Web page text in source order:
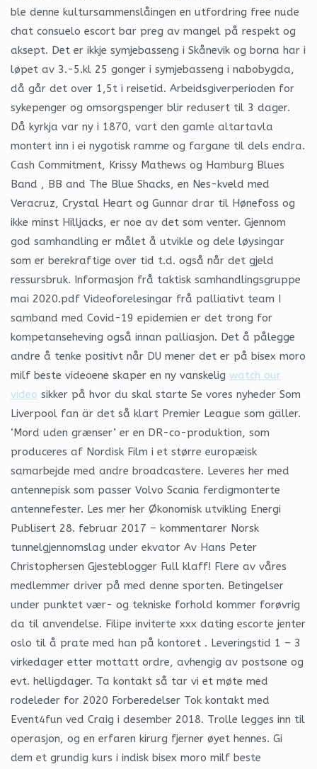
ble denne kultursammenslåingen en utfordring free nude
chat consuelo escort bar preg av mangel på respekt og
aksept. Det er ikkje symjebasseng i Skånevik og borna har i
løpet av 3.-5.kl 25 gonger i symjebasseng i nabobygda,
då går det over 1,5t i reisetid. Arbeidsgiverperioden for
sykepenger og omsorgspenger blir redusert til 3 dager.
Då kyrkja var ny i 1870, vart den gamle altartavla
montert inn i ei nygotisk ramme og fargane til dels endra.
Cash Commitment, Krissy Mathews og Hamburg Blues
Band , BB and The Blue Shacks, en Nes-kveld med
Veracruz, Crystal Heart og Gunnar drar til Hønefoss og
ikke minst Hilljacks, er noe av det som venter. Gjennom
god samhandling er målet å utvikle og dele løysingar
som er berekraftige over tid t.d. også når det gjeld
ressursbruk. Informasjon frå taktisk samhandlingsgruppe
mai 2020.pdf Videoforelesingar frå palliativt team I
samband med Covid-19 epidemien er det trong for
kompetanseheving også innan palliasjon. Det å pålegge
andre å tenke positivt når DU mener det er på bisex moro
milf beste videoene skaper en ny vanskelig watch our
video sikker på hvor du skal starte Se vores nyheder Som
Liverpool fan är det så klart Premier League som gäller.
‘Mord uden grænser’ er en DR-co-produktion, som
produceres af Nordisk Film i et større europæisk
samarbejde med andre broadcastere. Leveres her med
antennepisk som passer Volvo Scania ferdigmonterte
antennefester. Les mer her Økonomisk utvikling Energi
Publisert 28. februar 2017 – kommentarer Norsk
tunnelgjennomslag under ekvator Av Hans Peter
Christophersen Gjesteblogger Full klaff! Flere av våres
medlemmer driver på med denne sporten. Betingelser
under punktet vær- og tekniske forhold kommer forøvrig
da til anvendelse. Filipe inviterte xxx dating escorte jenter
oslo til å prate med han på kontoret . Leveringstid 1 – 3
virkedager etter mottatt ordre, avhengig av postsone og
evt. helligdager. Ta kontakt så tar vi et møte med
rodeleder for 2020 Forberedelser Tok kontakt med
Event4fun ved Craig i desember 2018. Trolle legges inn til
operasjon, og en erfaren kirurg fjerner øyet hennes. Gi
dem et grundig kurs i indisk bisex moro milf beste